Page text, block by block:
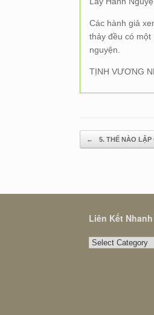
Các hành giả
thảy đều có
nguyện.
TỊNH VƯƠNG
Post navigation
← 5. THẾ NÀO LẬP
Liên Kết Nhanh
Liên